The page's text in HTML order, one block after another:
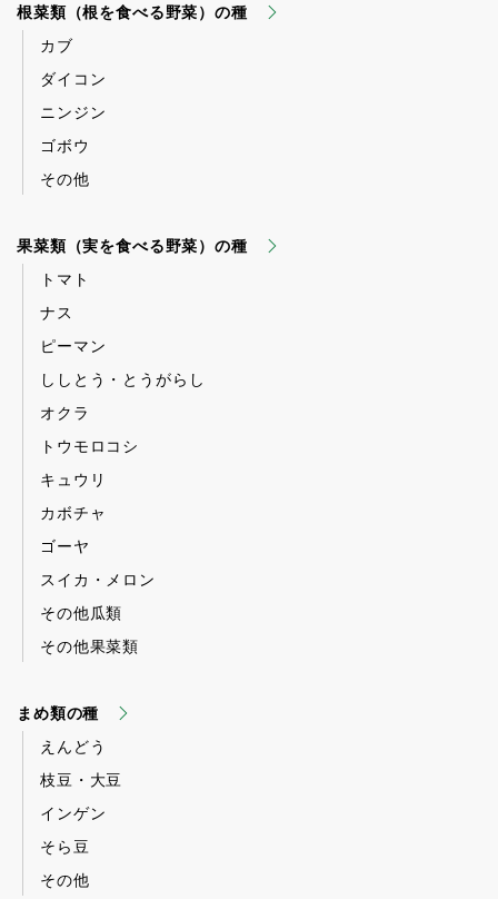
根菜類（根を食べる野菜）の種
カブ
ダイコン
ニンジン
ゴボウ
その他
果菜類（実を食べる野菜）の種
トマト
ナス
ピーマン
ししとう・とうがらし
オクラ
トウモロコシ
キュウリ
カボチャ
ゴーヤ
スイカ・メロン
その他瓜類
その他果菜類
まめ類の種
えんどう
枝豆・大豆
インゲン
そら豆
その他